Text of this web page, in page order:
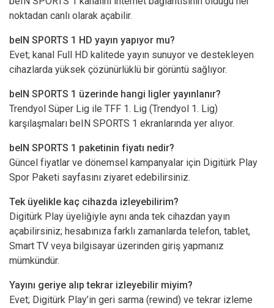
noktadan canlı olarak açabilir.
beIN SPORTS 1 HD yayın yapıyor mu?
Evet; kanal Full HD kalitede yayın sunuyor ve destekleyen
cihazlarda yüksek çözünürlüklü bir görüntü sağlıyor.
beIN SPORTS 1 üzerinde hangi ligler yayınlanır?
Trendyol Süper Lig ile TFF 1. Lig (Trendyol 1. Lig)
karşılaşmaları beIN SPORTS 1 ekranlarında yer alıyor.
beIN SPORTS 1 paketinin fiyatı nedir?
Güncel fiyatlar ve dönemsel kampanyalar için Digitürk Play
Spor Paketi sayfasını ziyaret edebilirsiniz.
Tek üyelikle kaç cihazda izleyebilirim?
Digitürk Play üyeliğiyle aynı anda tek cihazdan yayın
açabilirsiniz; hesabınıza farklı zamanlarda telefon, tablet,
Smart TV veya bilgisayar üzerinden giriş yapmanız
mümkündür.
Yayını geriye alıp tekrar izleyebilir miyim?
Evet; Digitürk Play’in geri sarma (rewind) ve tekrar izleme